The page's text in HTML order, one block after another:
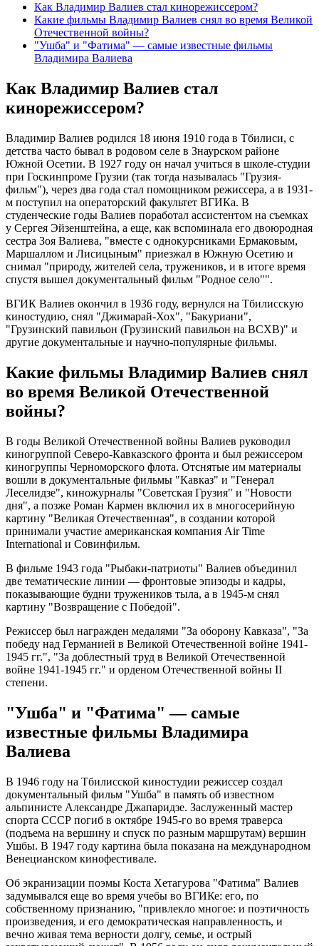
Как Владимир Валиев стал кинорежиссером?
Какие фильмы Владимир Валиев снял во время Великой
Отечественной войны?
"Ушба" и "Фатима" — самые известные фильмы
Владимира Валиева
Как Владимир Валиев стал
кинорежиссером?
Владимир Валиев родился 18 июня 1910 года в Тбилиси, с
детства часто бывал в родовом селе в Знаурском районе
Южной Осетии. В 1927 году он начал учиться в школе-студии
при Госкинпроме Грузии (так тогда называлась "Грузия-
фильм"), через два года стал помощником режиссера, а в 1931-
м поступил на операторский факультет ВГИКа. В
студенческие годы Валиев поработал ассистентом на съемках
у Сергея Эйзенштейна, а еще, как вспоминала его двоюродная
сестра Зоя Валиева, "вместе с однокурсниками Ермаковым,
Маршаллом и Лисицыным" приезжал в Южную Осетию и
снимал "природу, жителей села, тружеников, и в итоге время
спустя вышел документальный фильм "Родное село"".
ВГИК Валиев окончил в 1936 году, вернулся на Тбилисскую
киностудию, снял "Джимарай-Хох", "Бакуриани",
"Грузинский павильон (Грузинский павильон на ВСХВ)" и
другие документальные и научно-популярные фильмы.
Какие фильмы Владимир Валиев снял
во время Великой Отечественной
войны?
В годы Великой Отечественной войны Валиев руководил
киногруппой Северо-Кавказского фронта и был режиссером
киногруппы Черноморского флота. Отснятые им материалы
вошли в документальные фильмы "Кавказ" и "Генерал
Леселидзе", киножурналы "Советская Грузия" и "Новости
дня", а позже Роман Кармен включил их в многосерийную
картину "Великая Отечественная", в создании которой
принимали участие американская компания Air Time
International и Совинфильм.
В фильме 1943 года "Рыбаки-патриоты" Валиев объединил
две тематические линии — фронтовые эпизоды и кадры,
показывающие будни тружеников тыла, а в 1945-м снял
картину "Возвращение с Победой".
Режиссер был награжден медалями "За оборону Кавказа", "За
победу над Германией в Великой Отечественной войне 1941-
1945 гг.", "За доблестный труд в Великой Отечественной
войне 1941-1945 гг." и орденом Отечественной войны II
степени.
"Ушба" и "Фатима" — самые
известные фильмы Владимира
Валиева
В 1946 году на Тбилисской киностудии режиссер создал
документальный фильм "Ушба" в память об известном
альпинисте Александре Джапаридзе. Заслуженный мастер
спорта СССР погиб в октябре 1945-го во время траверса
(подъема на вершину и спуск по разным маршрутам) вершин
Ушбы. В 1947 году картина была показана на международном
Венецианском кинофестивале.
Об экранизации поэмы Коста Хетагурова "Фатима" Валиев
задумывался еще во время учебы во ВГИКе: его, по
собственному признанию, "привлекло многое: и поэтичность
произведения, и его демократическая направленность, и
вечно живая тема верности долгу, семье, и острый